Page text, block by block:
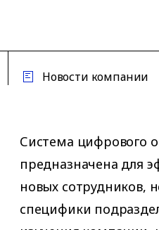
Новости компании
Система цифрового
предназначена для
новых сотрудников,
специфики